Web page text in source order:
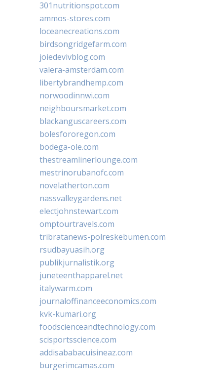
301nutritionspot.com
ammos-stores.com
loceanecreations.com
birdsongridgefarm.com
joiedevivblog.com
valera-amsterdam.com
libertybrandhemp.com
norwoodinnwi.com
neighboursmarket.com
blackanguscareers.com
bolesfororegon.com
bodega-ole.com
thestreamlinerlounge.com
mestrinorubanofc.com
novelatherton.com
nassvalleygardens.net
electjohnstewart.com
omptourtravels.com
tribratanews-polreskebumen.com
rsudbayuasih.org
publikjurnalistik.org
juneteenthapparel.net
italywarm.com
journaloffinanceeconomics.com
kvk-kumari.org
foodscienceandtechnology.com
scisportsscience.com
addisababacuisineaz.com
burgerimcamas.com